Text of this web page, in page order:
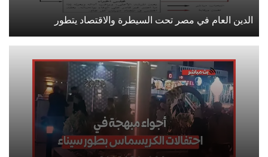
الدين العام في مصر تحت السيطرة والاقتصاد يتطور